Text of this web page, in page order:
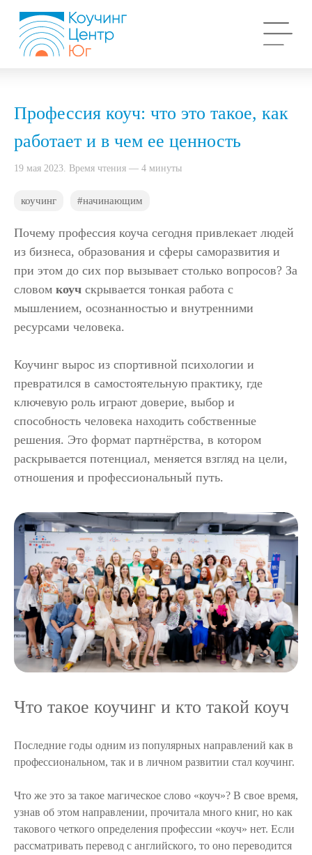
Профессия коуч: что это такое, как
работает и в чем ее ценность
19 мая 2023. Время чтения — 4 минуты
коучинг #начинающим
Почему профессия коуча сегодня привлекает людей
из бизнеса, образования и сферы саморазвития и
при этом до сих пор вызывает столько вопросов? За
словом коуч скрывается тонкая работа с
мышлением, осознанностью и внутренними
ресурсами человека.
Коучинг вырос из спортивной психологии и
превратился в самостоятельную практику, где
ключевую роль играют доверие, выбор и
способность человека находить собственные
решения. Это формат партнёрства, в котором
раскрывается потенциал, меняется взгляд на цели,
отношения и профессиональный путь.
Что такое коучинг и кто такой коуч
Последние годы одним из популярных направлений как в
профессиональном, так и в личном развитии стал коучинг.
Что же это за такое магическое слово «коуч»? В свое время,
узнав об этом направлении, прочитала много книг, но как
такового четкого определения профессии «коуч» нет. Если
рассматривать перевод с английского, то оно переводится